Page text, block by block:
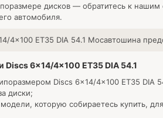
дисков — обратитесь к
автомобиля.
4x100 ET35 DIA 54.1 Мосавтошина
Discs 6x14/4x100 ET35 DIA 54.1
Discs 6x14/4x100 ET35 DIA
диски;
которую собираетесь купить,